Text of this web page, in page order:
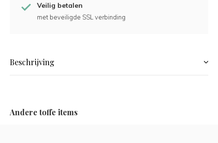
Veilig betalen
met beveiligde SSL verbinding
Beschrijving
Andere toffe items